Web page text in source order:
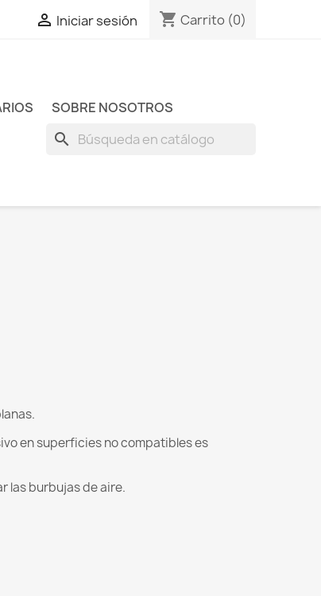
 Iniciar sesión shopping_cart Carrito (0)
SOBRE NOSOTROS
search
en superficies no compatibles es
las burbujas de aire.